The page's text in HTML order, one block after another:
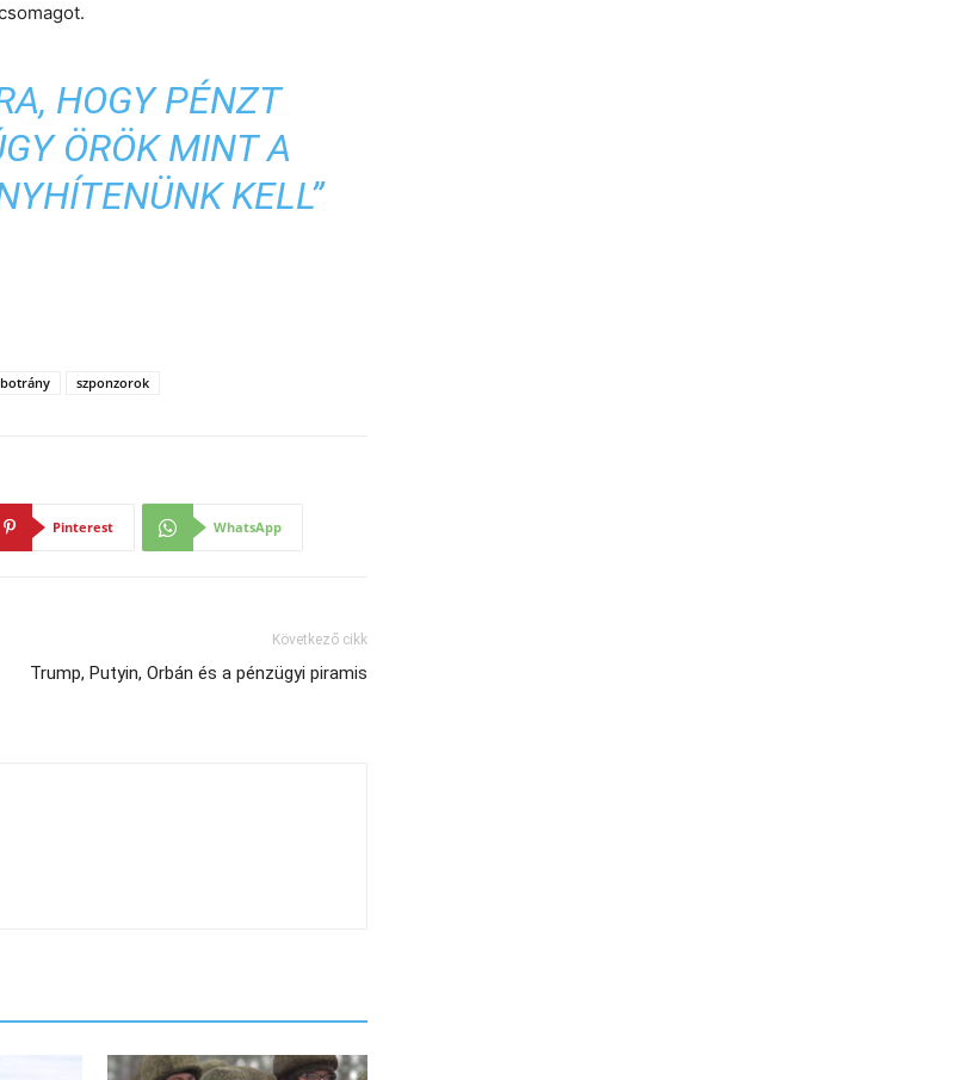
HOGY PÉNZT
ÖRÖK MINT A
KELL”
szponzorok
Pinterest WhatsApp
Következő cikk
Trump, Putyin, Orbán és a pénzügyi piramis